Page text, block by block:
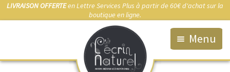
LIVRAISON OFFERTEen Lettre Services Plus à partir de 60€ d'achat sur la
boutique en ligne.
Menu
Accueil